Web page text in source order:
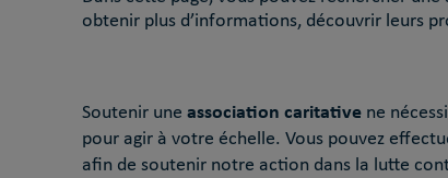
obtenir plus d’informations, découvrir leurs
Soutenir une association caritativene
pour agir à votre échelle. Vous pouvez
afin de soutenir notre action dans la lutte